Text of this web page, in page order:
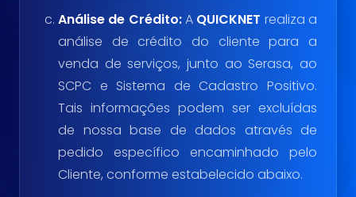
Análise de Crédito:A QUICKNET realiza a
análise de crédito do cliente para a
venda de serviços, junto ao Serasa, ao
SCPC e Sistema de Cadastro Positivo.
Tais informações podem ser excluídas
de nossa base de dados através de
pedido específico encaminhado pelo
Cliente, conforme estabelecido abaixo.